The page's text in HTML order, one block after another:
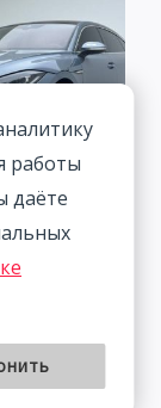
1.4T
2022 | Синий
работы
даёте